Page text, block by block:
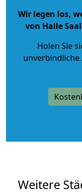
Wir legen los,
von Halle
Holen Sie
unverbindliche
Weitere